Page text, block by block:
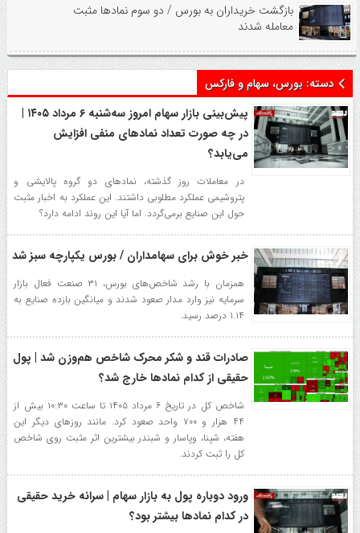
بازگشت خریداران به بورس / دو سوم نمادها مثبت
معامله شدند
دسته:بورس، سهام و فارکس
پیش‌بینی بازار سهام امروز سه‌شنبه ۶ مرداد ۱۴۰۵ |
در چه صورت تعداد نماد‌های منفی افزایش
می‌یابد؟
در معاملات روز گذشته، نماد‌های دو گروه پالایشی و
پتروشیمی عملکرد مطلوبی داشتند. این عملکرد به اخبار مثبت
حول این صنایع برمی‌گردد. اما آیا این روند ادامه دارد؟
خبر خوش برای سهامداران / بورس یکپارچه سبز شد
همزمان با رشد شاخص‌های بورس، ۳۱ صنعت فعال بازار
سرمایه نیز وارد مدار صعود شدند و میانگین بازده صنایع به
۱.۱۴ درصد رسید.
صادرات قند و شکر محرک شاخص هم‌وزن شد | پول
حقیقی از کدام نماد‌ها خارج شد؟
شاخص کل در تاریخ ۶ مرداد ۱۴۰۵ تا ساعت ۱۰:۳۰ بیش از
۴۴ هزار و ۷۰۰ واحد صعود کرد. مانند روز‌های دیگر این
هفته، شپنا، وپاسار و شبندر بیشترین اثر مثبت روی شاخص
کل را ثبت کردند.
ورود دوباره پول به بازار سهام | سرانه خرید حقیقی
در کدام نماد‌ها بیشتر بود؟